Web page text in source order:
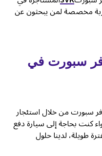
مخصصة لمن يبحثون عن
سبورت في
سبورت من خلال استئجار
كنت بحاجة إلى سيارة دفع
طويلة، لدينا حلول